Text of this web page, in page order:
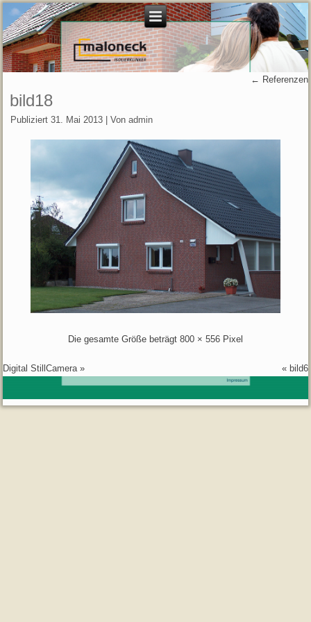
← Referenzen
bild18
Publiziert 31. Mai 2013 |Von admin
Die gesamte Größe beträgt 800 × 556 Pixel
Digital StillCamera» « bild6